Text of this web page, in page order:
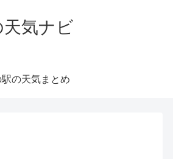
気ナビ
の天気まとめ